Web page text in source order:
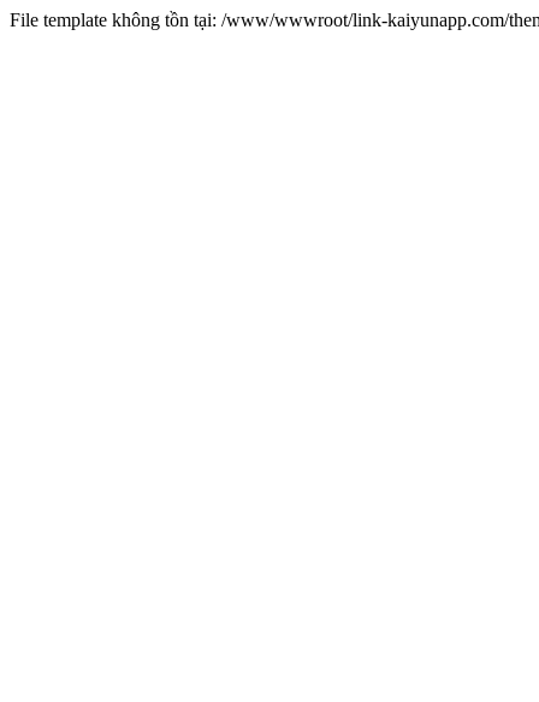
File template không tồn tại: /www/wwwroot/link-kaiyunapp.com/